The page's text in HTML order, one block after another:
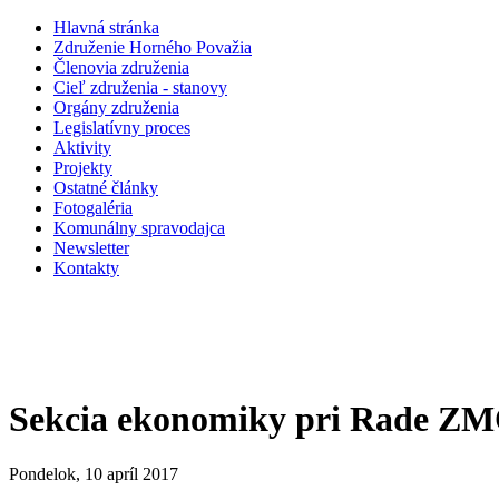
Hlavná stránka
Združenie Horného Považia
Členovia združenia
Cieľ združenia - stanovy
Orgány združenia
Legislatí­vny proces
Aktivity
Projekty
Ostatné články
Fotogaléria
Komunálny spravodajca
Newsletter
Kontakty
Sekcia ekonomiky pri Rade
Pondelok, 10 apríl 2017